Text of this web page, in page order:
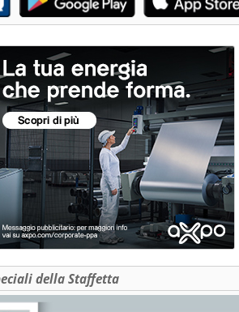
della Staffetta